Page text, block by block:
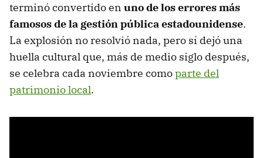
terminó convertido en uno de los errores más
famosos de la gestión pública estadounidense.
La explosión no resolvió nada, pero sí dejó una
huella cultural que, más de medio siglo después,
se celebra cada noviembre comoparte del
patrimonio local.